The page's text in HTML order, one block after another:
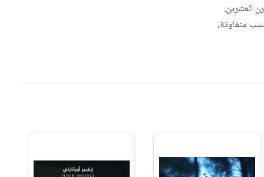
العشرين.
متفاوتة،